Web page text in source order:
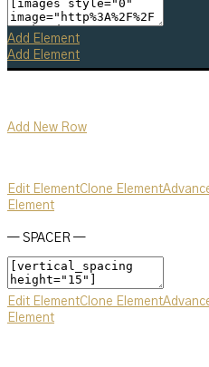
Add Element
Add Element
Add New Row
Edit ElementClone Element
Element
— SPACER —
Edit ElementClone Element
Element